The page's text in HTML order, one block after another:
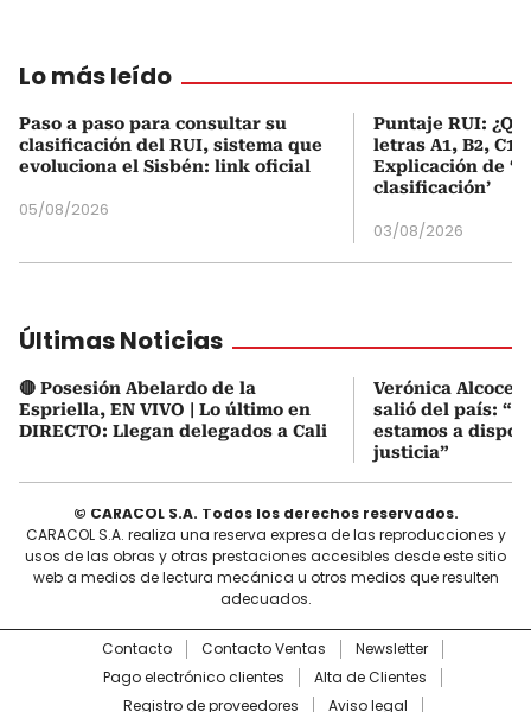
Lo más leído
Paso a paso para consultar su
clasificación del RUI, sistema que
evoluciona el Sisbén: link oficial
05/08/2026
Puntaje RUI:
letras A1, B2, C1
Explicación de
clasificación’
03/08/2026
Últimas Noticias
🔴 Posesión Abelardo de la
Espriella, EN VIVO | Lo último en
DIRECTO: Llegan delegados a Cali
Verónica Alcocer
salió del país:
estamos a
justicia”
© CARACOL S.A. Todos los derechos reservados.
CARACOL S.A. realiza una reserva expresa de las reproducciones y
usos de las obras y otras prestaciones accesibles desde este sitio
web a medios de lectura mecánica u otros medios que resulten
adecuados.
Contacto Contacto Ventas
Newsletter
Pago electrónico clientes
Alta de Clientes
Registro de proveedores
Aviso legal